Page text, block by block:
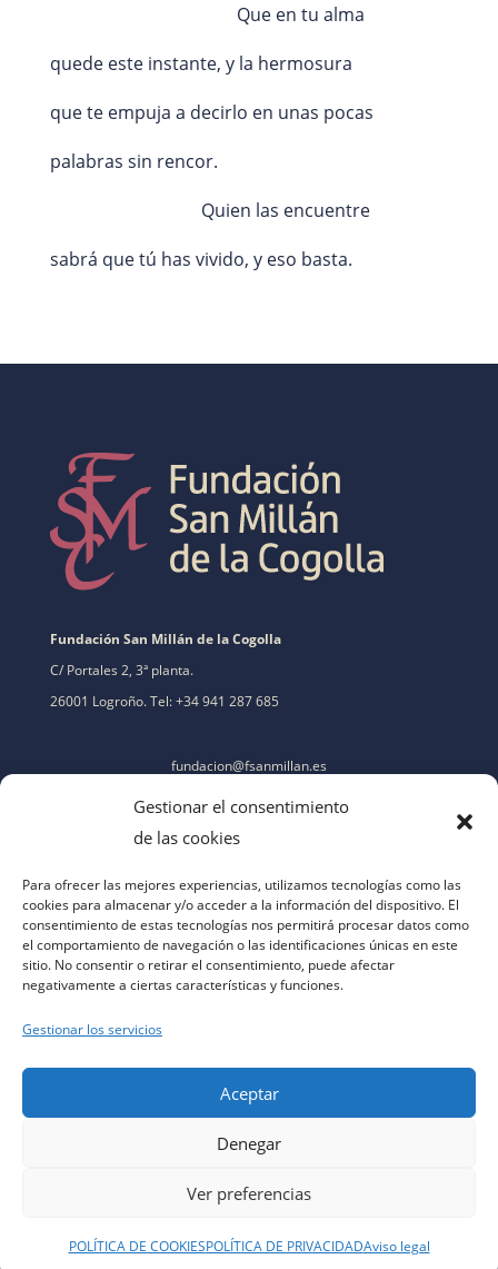
Gestionar el consentimiento
de las cookies
Para ofrecer las mejores experiencias, utilizamos tecnologías como las
cookies para almacenar y/o acceder a la información del dispositivo. El
consentimiento de estas tecnologías nos permitirá procesar datos como
el comportamiento de navegación o las identificaciones únicas en este
sitio. No consentir o retirar el consentimiento, puede afectar
negativamente a ciertas características y funciones.
Gestionar los servicios
Aceptar
Denegar
Ver preferencias
POLÍTICA DE COOKIESPOLÍTICA DE PRIVACIDADAviso legal
Que en tu alma
quede este instante, y la hermosura
que te empuja a decirlo en unas pocas
palabras sin rencor.
Quien las encuentre
sabrá que tú has vivido, y eso basta.
Fundación San Millán de la Cogolla
C/ Portales 2, 3ª planta.
26001 Logroño. Tel: +34 941 287 685
fundacion@fsanmillan.es
política de privacidad|política de cookies